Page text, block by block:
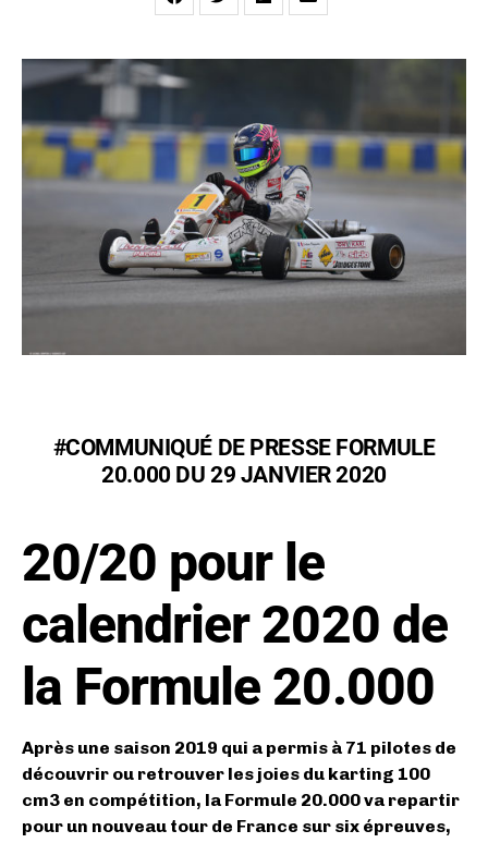
#COMMUNIQUÉ DE PRESSE FORMULE
20.000 DU 29 JANVIER 2020
20/20 pour le
calendrier 2020 de
la Formule 20.000
Après une saison 2019 qui a permis à 71 pilotes de
découvrir ou retrouver les joies du karting 100
cm3 en compétition, la Formule 20.000 va repartir
pour un nouveau tour de France sur six épreuves,